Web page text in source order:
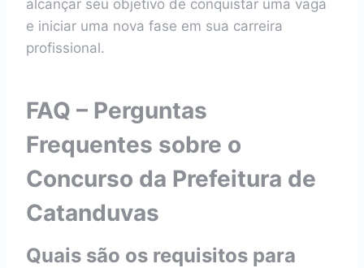
alcançar seu objetivo de conquistar uma vaga
e iniciar uma nova fase em sua carreira
profissional.
FAQ – Perguntas
Frequentes sobre o
Concurso da Prefeitura de
Catanduvas
Quais são os requisitos para